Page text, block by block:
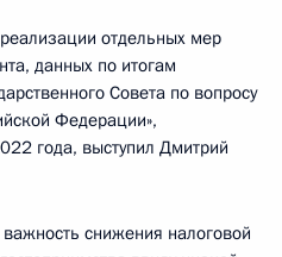
отдельных мер
данных по итогам
Совета по вопросу
Федерации»,
года, выступил Дмитрий
снижения налоговой